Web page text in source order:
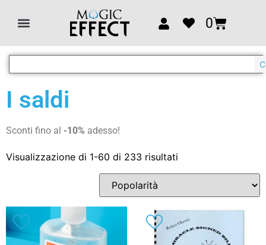
0
I saldi
Sconti fino al -10% adesso!
Visualizzazione di 1-60 di 233 risultati